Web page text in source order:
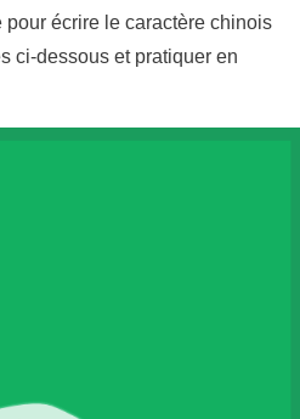
écrire le caractère chinois
ci-dessous et pratiquer en